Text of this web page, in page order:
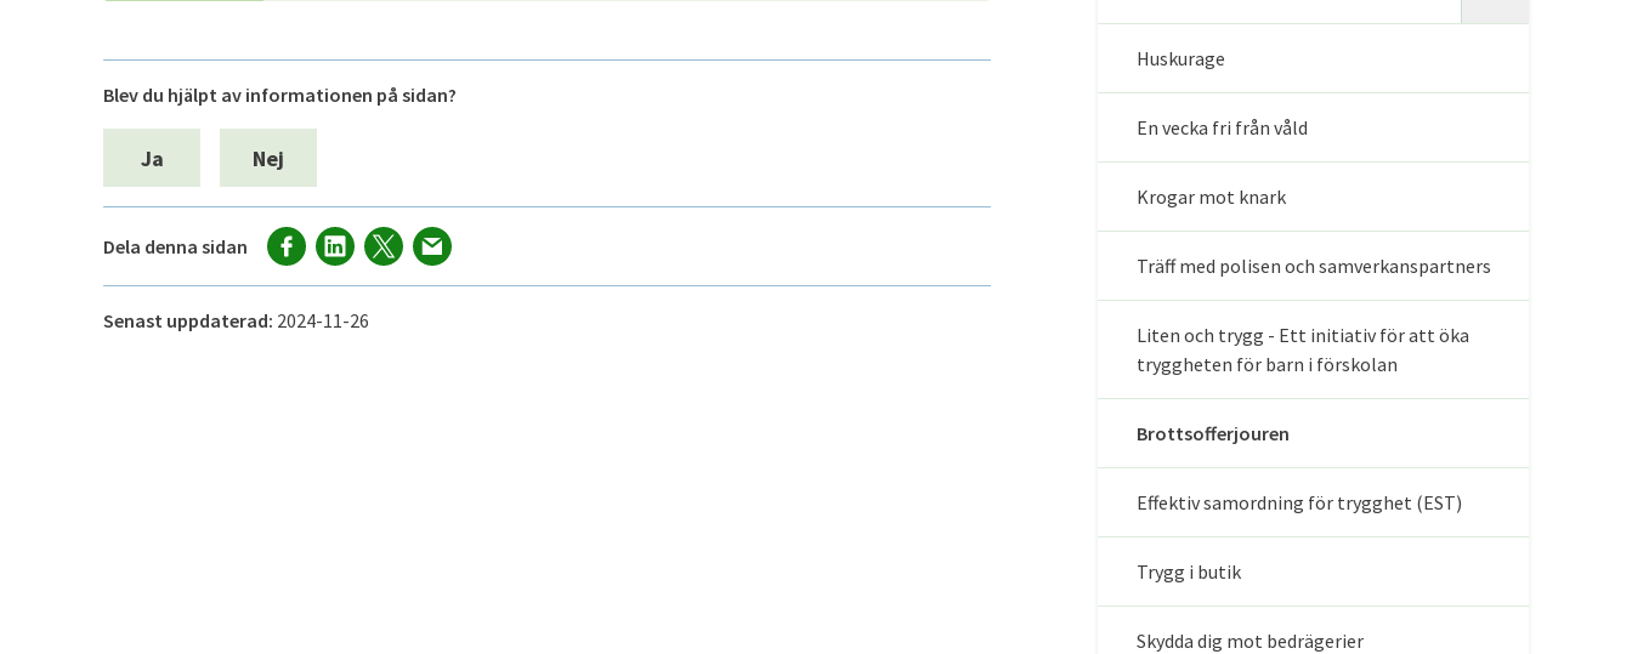
Blev du hjälpt av informationen på sidan?
Ja Nej
Dela denna sidan
Senast uppdaterad: 2024-11-26
Huskurage
En vecka fri från våld
Krogar mot knark
Träff med polisen och samverkanspartners
Liten och trygg - Ett initiativ för att öka
tryggheten för barn i förskolan
Brottsofferjouren
Effektiv samordning för trygghet (EST)
Trygg i butik
Skydda dig mot bedrägerier